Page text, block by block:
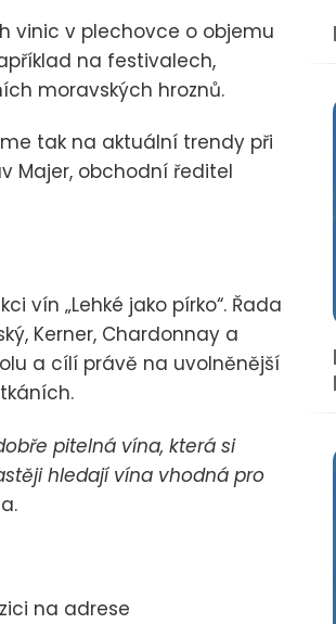
vinic v plechovce o objemu
na festivalech,
moravských hroznů.
tak na aktuální trendy při
Majer, obchodní ředitel
vín „Lehké jako pírko“. Řada
Kerner, Chardonnay a
a cílí právě na uvolněnější
pitelná vína, která si
hledají vína vhodná pro
na adrese